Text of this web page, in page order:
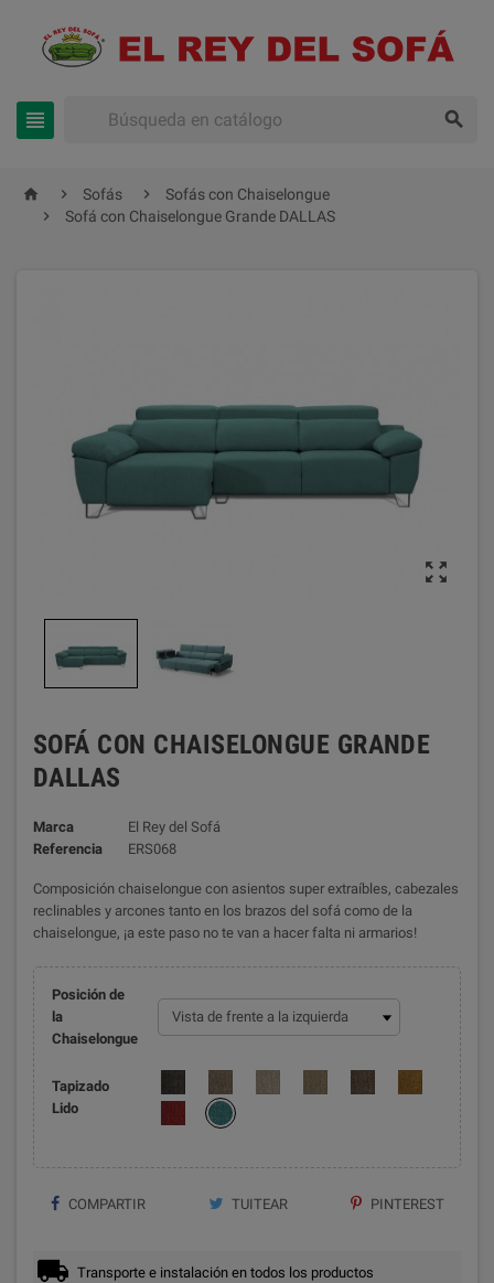
 
  Sofás 
Sofás con Chaiselongue

Sofá con Chaiselongue Grande DALLAS

SOFÁ CON CHAISELONGUE GRANDE
DALLAS
Marca
El Rey del Sofá
Referencia
ERS068
Composición chaiselongue con asientos super extraíbles, cabezales
reclinables y arcones tanto en los brazos del sofá como de la
chaiselongue, ¡a este paso no te van a hacer falta ni armarios!
Posición de
la
Chaiselongue
Tapizado
Lido
COMPARTIR TUITEAR PINTEREST
Transporte e instalación en todos los productos